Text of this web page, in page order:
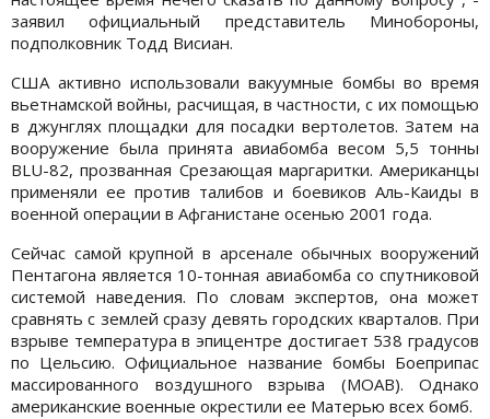
заявил официальный представитель Минобороны,
подполковник Тодд Висиан.
США активно использовали вакуумные бомбы во время
вьетнамской войны, расчищая, в частности, с их помощью
в джунглях площадки для посадки вертолетов. Затем на
вооружение была принята авиабомба весом 5,5 тонны
BLU-82, прозванная Срезающая маргаритки. Американцы
применяли ее против талибов и боевиков Аль-Каиды в
военной операции в Афганистане осенью 2001 года.
Сейчас самой крупной в арсенале обычных вооружений
Пентагона является 10-тонная авиабомба со спутниковой
системой наведения. По словам экспертов, она может
сравнять с землей сразу девять городских кварталов. При
взрыве температура в эпицентре достигает 538 градусов
по Цельсию. Официальное название бомбы Боеприпас
массированного воздушного взрыва (MOAB). Однако
американские военные окрестили ее Матерью всех бомб.